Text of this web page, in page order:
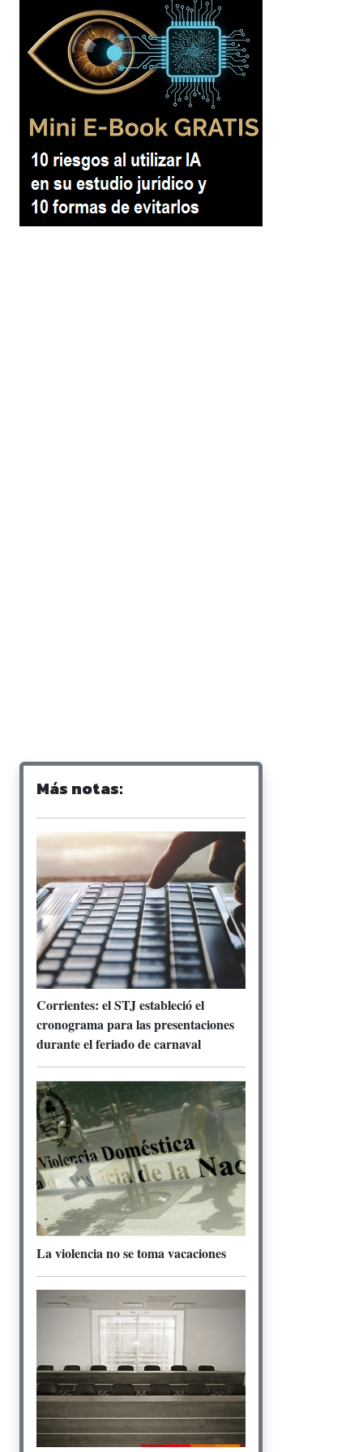
Más notas:
Corrientes: el STJ estableció el
cronograma para las presentaciones
durante el feriado de carnaval
La violencia no se toma vacaciones